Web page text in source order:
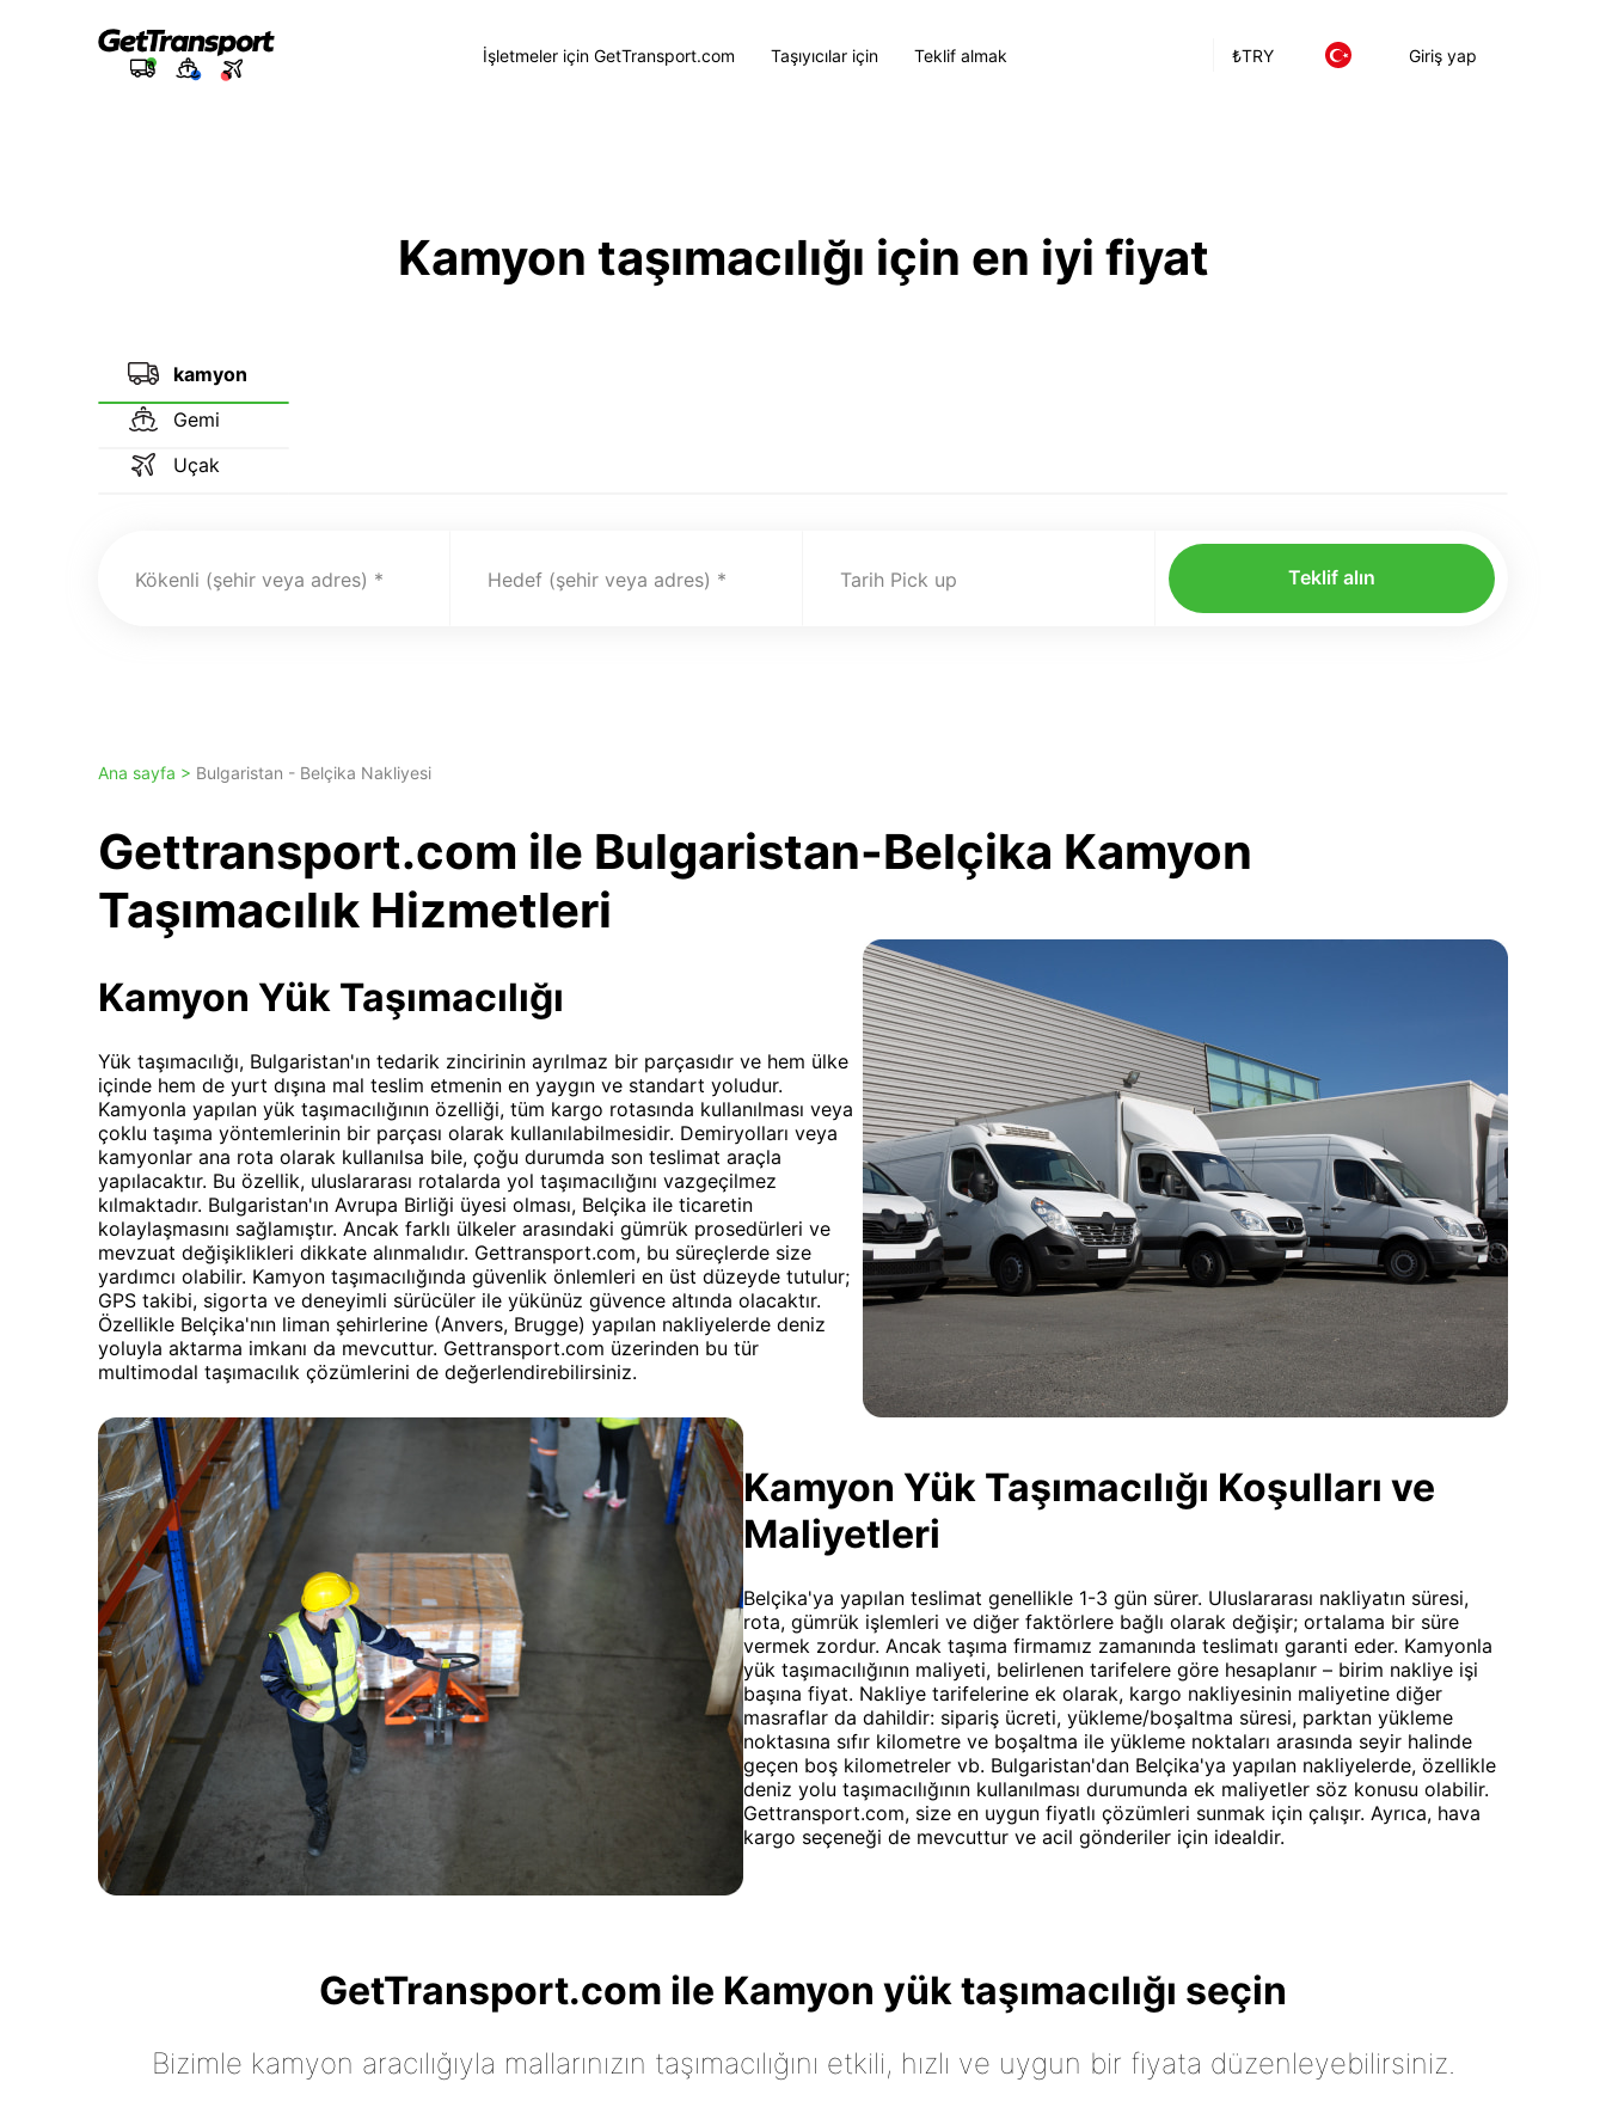
₺TRY Giriş yap
İşletmeler için GetTransport.com Taşıyıcılar için Teklif almak
Kamyon taşımacılığı için en iyi fiyat
kamyon
Gemi
Uçak
Kökenli (şehir veya adres) Hedef (şehir veya adres) Tarih Pick up Teklif alın
Ana sayfa > Bulgaristan - Belçika Nakliyesi
Gettransport.com ile Bulgaristan-Belçika Kamyon
Taşımacılık Hizmetleri
Kamyon Yük Taşımacılığı
Yük taşımacılığı, Bulgaristan'ın tedarik zincirinin ayrılmaz bir parçasıdır ve hem ülke
içinde hem de yurt dışına mal teslim etmenin en yaygın ve standart yoludur.
Kamyonla yapılan yük taşımacılığının özelliği, tüm kargo rotasında kullanılması veya
çoklu taşıma yöntemlerinin bir parçası olarak kullanılabilmesidir. Demiryolları veya
kamyonlar ana rota olarak kullanılsa bile, çoğu durumda son teslimat araçla
yapılacaktır. Bu özellik, uluslararası rotalarda yol taşımacılığını vazgeçilmez
kılmaktadır. Bulgaristan'ın Avrupa Birliği üyesi olması, Belçika ile ticaretin
kolaylaşmasını sağlamıştır. Ancak farklı ülkeler arasındaki gümrük prosedürleri ve
mevzuat değişiklikleri dikkate alınmalıdır. Gettransport.com, bu süreçlerde size
yardımcı olabilir. Kamyon taşımacılığında güvenlik önlemleri en üst düzeyde tutulur;
GPS takibi, sigorta ve deneyimli sürücüler ile yükünüz güvence altında olacaktır.
Özellikle Belçika'nın liman şehirlerine (Anvers, Brugge) yapılan nakliyelerde deniz
yoluyla aktarma imkanı da mevcuttur. Gettransport.com üzerinden bu tür
multimodal taşımacılık çözümlerini de değerlendirebilirsiniz.
Kamyon Yük Taşımacılığı Koşulları ve
Maliyetleri
Belçika'ya yapılan teslimat genellikle 1-3 gün sürer. Uluslararası nakliyatın süresi,
rota, gümrük işlemleri ve diğer faktörlere bağlı olarak değişir; ortalama bir süre
vermek zordur. Ancak taşıma firmamız zamanında teslimatı garanti eder. Kamyonla
yük taşımacılığının maliyeti, belirlenen tarifelere göre hesaplanır – birim nakliye işi
başına fiyat. Nakliye tarifelerine ek olarak, kargo nakliyesinin maliyetine diğer
masraflar da dahildir: sipariş ücreti, yükleme/boşaltma süresi, parktan yükleme
noktasına sıfır kilometre ve boşaltma ile yükleme noktaları arasında seyir halinde
geçen boş kilometreler vb. Bulgaristan'dan Belçika'ya yapılan nakliyelerde, özellikle
deniz yolu taşımacılığının kullanılması durumunda ek maliyetler söz konusu olabilir.
Gettransport.com, size en uygun fiyatlı çözümleri sunmak için çalışır. Ayrıca, hava
kargo seçeneği de mevcuttur ve acil gönderiler için idealdir.
GetTransport.com ile Kamyon yük taşımacılığı seçin
Bizimle kamyon aracılığıyla mallarınızın taşımacılığını etkili, hızlı ve uygun bir fiyata düzenleyebilirsiniz.